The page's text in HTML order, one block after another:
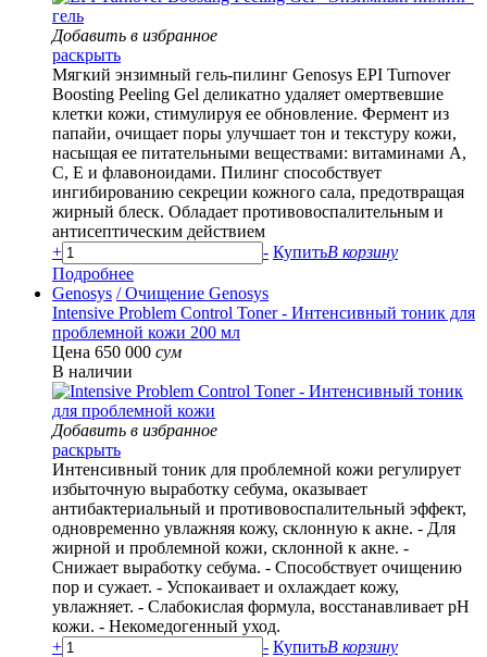
Добавить в избранное
раскрыть
Мягкий энзимный гель-пилинг Genosys EPI Turnover
Boosting Peeling Gel деликатно удаляет омертвевшие
клетки кожи, стимулируя ее обновление. Фермент из
папайи, очищает поры улучшает тон и текстуру кожи,
насыщая ее питательными веществами: витаминами А,
С, Е и флавоноидами. Пилинг способствует
ингибированию секреции кожного сала, предотвращая
жирный блеск. Обладает противовоспалительным и
антисептическим действием
+
- КупитьВ корзину
Подробнее
Genosys / Очищение Genosys
Intensive Problem Control Toner - Интенсивный тоник для
проблемной кожи 200 мл
Цена 650 000 сум
В наличии
Добавить в избранное
раскрыть
Интенсивный тоник для проблемной кожи регулирует
избыточную выработку себума, оказывает
антибактериальный и противовоспалительный эффект,
одновременно увлажняя кожу, склонную к акне. - Для
жирной и проблемной кожи, склонной к акне. -
Снижает выработку себума. - Способствует очищению
пор и сужает. - Успокаивает и охлаждает кожу,
увлажняет. - Слабокислая формула, восстанавливает pH
кожи. - Некомедогенный уход.
+
- КупитьВ корзину